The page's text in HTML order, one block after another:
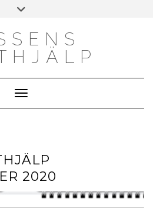
Toggle
Toggle Navigation
2020